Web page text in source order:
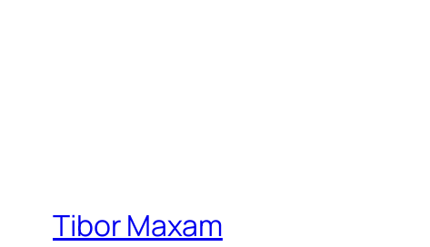
Tibor Maxam